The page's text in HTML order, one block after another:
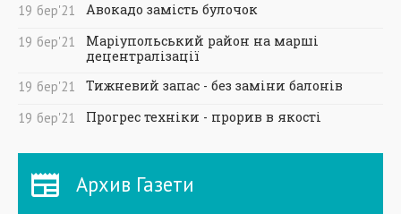
19 бер'21
Авокадо замість булочок
19 бер'21
Маріупольський район на марші
децентралізації
19 бер'21
Тижневий запас - без заміни балонів
19 бер'21 Прогрес техніки - прорив в якості
Архив Газети